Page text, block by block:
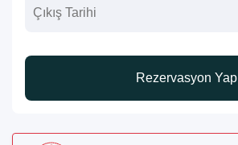
Rezervasyon Yap